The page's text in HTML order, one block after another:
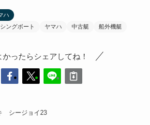
ハ
ングボート ヤマハ 中古艇 船外機艇
かったらシェアしてね！
シージョイ23